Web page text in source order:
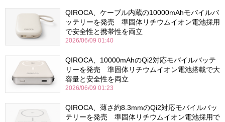
QIROCA、ケーブル内蔵の10000mAhモバイルバ
ッテリーを発売 準固体リチウムイオン電池採用
で安全性と携帯性を両立
2026/06/09 01:40
QIROCA、10000mAhのQi2対応モバイルバッテ
リーを発売 準固体リチウムイオン電池搭載で大
容量と安全性を両立
2026/06/09 01:23
QIROCA、薄さ約8.3mmのQi2対応モバイルバッ
テリーを発売 準固体リチウムイオン電池採用で